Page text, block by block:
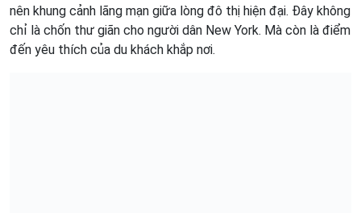
nên khung cảnh lãng mạn giữa lòng đô thị hiện đại. Đây không
chỉ là chốn thư giãn cho người dân New York. Mà còn là điểm
đến yêu thích của du khách khắp nơi.